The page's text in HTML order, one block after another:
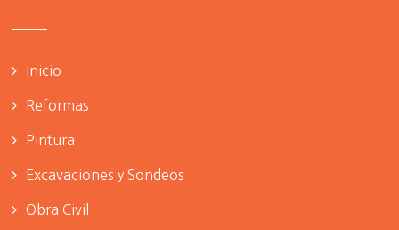
Inicio
Reformas
Pintura
Excavaciones y Sondeos
Obra Civil